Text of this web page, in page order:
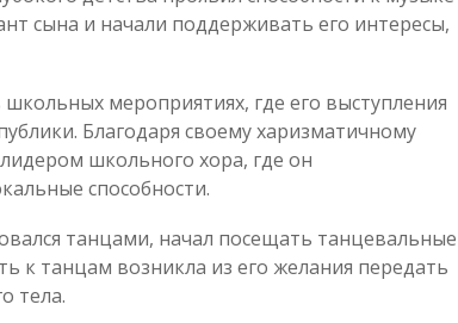
сына и начали поддерживать его интересы,
мероприятиях, где его выступления
Благодаря своему харизматичному
школьного хора, где он
способности.
танцами, начал посещать танцевальные
к танцам возникла из его желания передать
тела.